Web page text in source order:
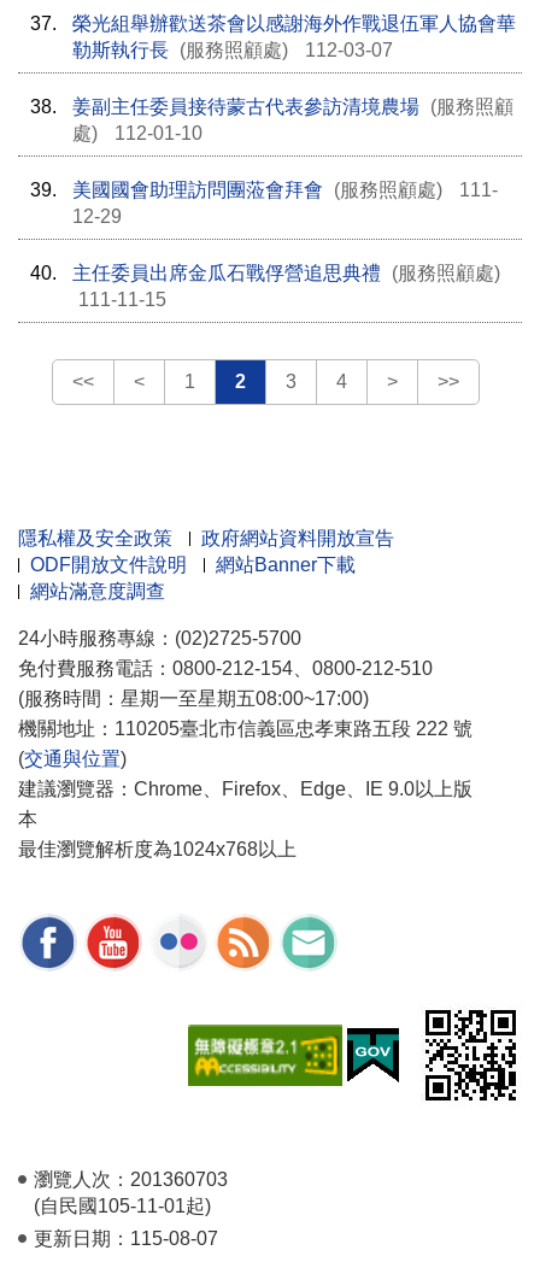
37.
榮光組舉辦歡送茶會以感謝海外作戰退伍軍人協會華
勒斯執行長 (服務照顧處) 112-03-07
38. 姜副主任委員接待蒙古代表參訪清境農場 (服務照顧
處)
112-01-10
39. 美國國會助理訪問團蒞會拜會 (服務照顧處)
111-
12-29
40. 主任委員出席金瓜石戰俘營追思典禮
(服務照顧處)
111-11-15
<< < 1 2 3 4 > >>
隱私權及安全政策
政府網站資料開放宣告
ODF開放文件說明
網站Banner下載
網站滿意度調查
24小時服務專線：(02)2725-5700
免付費服務電話：0800-212-154、0800-212-510
(服務時間：星期一至星期五08:00~17:00)
機關地址：110205臺北市信義區忠孝東路五段 222 號
(交通與位置)
建議瀏覽器：Chrome、Firefox、Edge、IE 9.0以上版
本
最佳瀏覽解析度為1024x768以上
瀏覽人次： 201360703
(自民國105-11-01起)
更新日期： 115-08-07